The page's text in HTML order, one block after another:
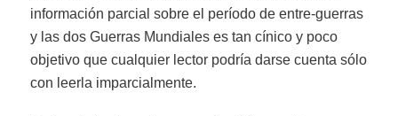
información parcial sobre el período de entre-guerras
y las dos Guerras Mundiales es tan cínico y poco
objetivo que cualquier lector podría darse cuenta sólo
con leerla imparcialmente.